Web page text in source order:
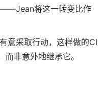
——Jean将这一转变比作
意采取行动，这样做的CI
非意外地继承它。